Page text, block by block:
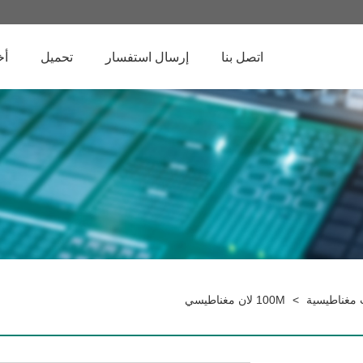
تحميل إرسال استفسار اتصل بنا
> 100M لان مغناطيسي